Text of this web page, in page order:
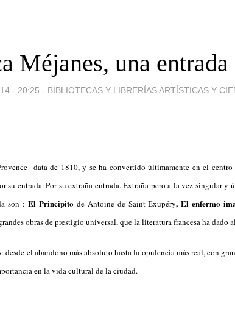
Méjanes, una
- 20:25 - BIBLIOTECAS Y LIBRERÍAS ARTÍSTICAS Y
data de 1810, y se ha convertido últimamente en el centro
su entrada. Por su extraña entrada. Extraña pero a la vez singular y
son : El Principito de Antoine de Saint-Exupéry, El enfermo
obras de prestigio universal, que la literatura francesa ha dado
el abandono más absoluto hasta la opulencia más real, con
en la vida cultural de la ciudad.